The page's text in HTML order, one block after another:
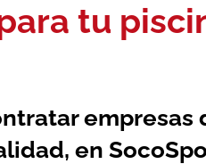
tu
empresas
en